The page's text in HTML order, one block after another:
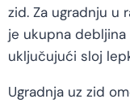
zid. Za ugradnju u
je ukupna debljina
uključujući sloj
Ugradnja uz zid